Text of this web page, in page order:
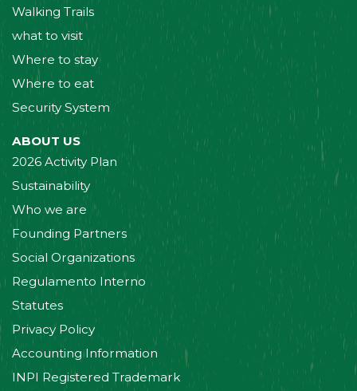
Walking Trails
what to visit
Where to stay
Where to eat
Security System
ABOUT US
2026 Activity Plan
Sustainability
Who we are
Founding Partners
Social Organizations
Regulamento Interno
Statutes
Privacy Policy
Accounting Information
INPI Registered Trademark